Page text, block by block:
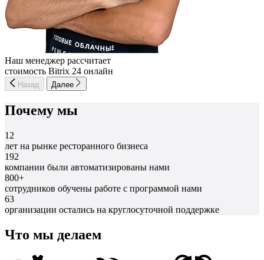
Наш менеджер рассчитает
стоимость Bitrix 24 онлайн
Назад Далее
Почему мы
12
лет на рынке ресторанного бизнеса
192
компании были автоматизированы нами
800+
сотрудников обучены работе с программой нами
63
организации остались на круглосуточной поддержке
Что мы делаем